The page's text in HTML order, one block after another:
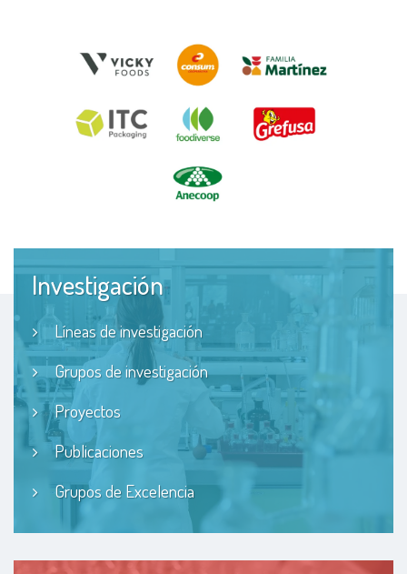
Investigación
Líneas de investigación
Grupos de investigación
Proyectos
Publicaciones
Grupos de Excelencia